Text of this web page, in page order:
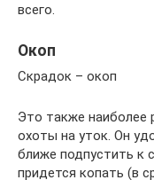
всего.
Окоп
Скрадок – окоп
Это также наиболее
охоты на уток. Он
ближе подпустить к
придется копать (в